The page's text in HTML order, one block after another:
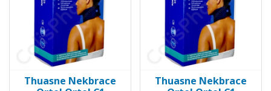
Thuasne Nekbrace
Thuasne Nekbrace